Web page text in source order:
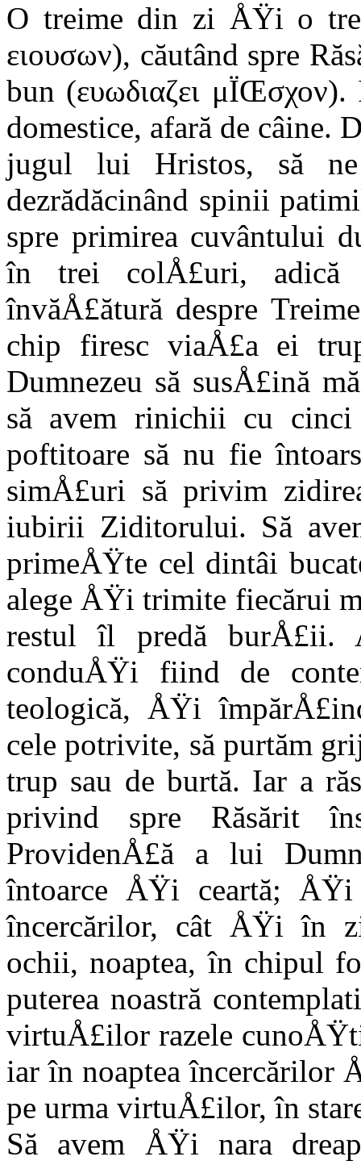
O treime din zi ÅŸi o
ειουσων), căutând spre
bun (ευωδιαζει
domestice, afară de
jugul lui Hristos, să
dezrădăcinând spinii
spre primirea cuvântului
în trei colÅ£uri, adică
învăÅ£ătură despre
chip firesc viaÅ£a ei
Dumnezeu să susÅ£ină
să avem rinichii cu cinci
poftitoare să nu fie
simÅ£uri să privim
iubirii Ziditorului. Să
primeÅŸte cel dintâi
alege ÅŸi trimite fiecărui
restul îl predă
conduÅŸi fiind de
teologică, ÅŸi
cele potrivite, să purtăm
trup sau de burtă. Iar a
privind spre Răsărit
ProvidenÅ£ă a lui
întoarce ÅŸi ceartă;
încercărilor, cât ÅŸi în
ochii, noaptea, în chipul
puterea noastră
virtuÅ£ilor razele
iar în noaptea încercărilor
pe urma virtuÅ£ilor, în
Să avem ÅŸi nara